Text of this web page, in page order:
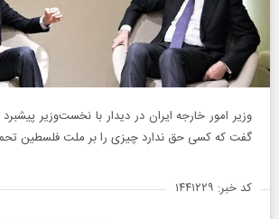
وزیر امور خارجه ایران در دیدار با نخست‌وزیر
گفت که کسی حق ندارد چیزی را بر ملت فلسطین
کد خبر: ۱۴۴۱۲۲۹